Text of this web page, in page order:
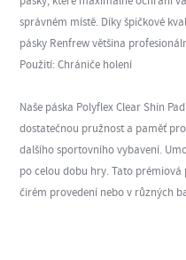
správném místě. Díky špičkové
pásky Renfrew většina
Použití: Chrániče holení
Naše páska Polyflex Clear Shin
dostatečnou pružnost a paměť
dalšího sportovního vybavení.
po celou dobu hry. Tato
čirém provedení nebo v různých